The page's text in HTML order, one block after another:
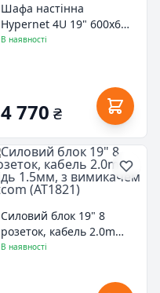
Шафа настінна
Hypernet 4U 19" 600x600
(WMNC66-4U-FLAT)
В наявності
4 770 ₴
Силовий блок 19" 8
розеток, кабель 2.0m
мідь 1.5мм, з
В наявності